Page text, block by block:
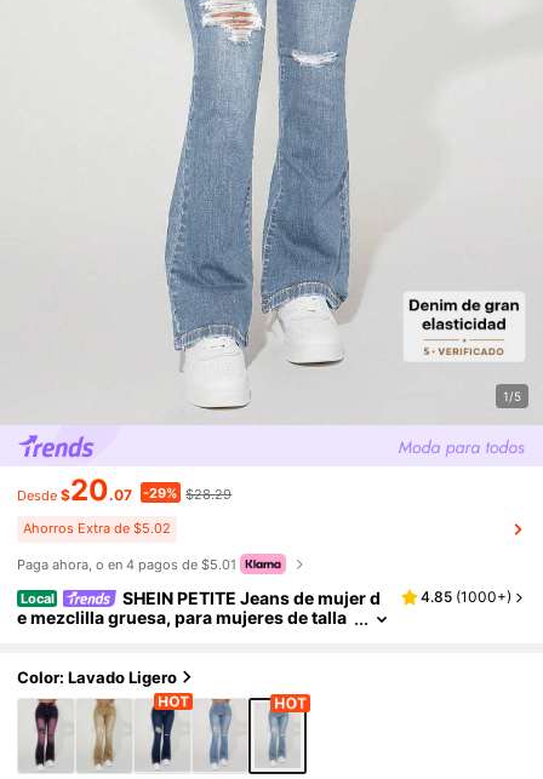
1/5
Desde $20.07 -29% $28.29
Ahorros Extra de $5.02
Paga ahora, o en 4 pagos de $5.01
Local
SHEIN PETITE Jeans de mujer d
e mezclilla gruesa, para mujeres de talla
4.85 (1000+)
Color: Lavado Ligero